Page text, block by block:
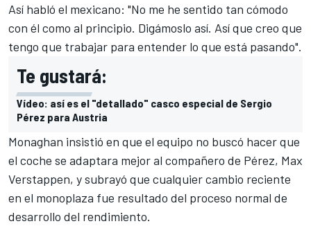
Así habló el mexicano: "No me he sentido tan cómodo
con él como al principio. Digámoslo así. Así que creo que
tengo que trabajar para entender lo que está pasando".
Te gustará:
Vídeo: así es el "detallado" casco especial de Sergio
Pérez para Austria
Monaghan insistió en que el equipo no buscó hacer que
el coche se adaptara mejor al compañero de Pérez, Max
Verstappen, y subrayó que cualquier cambio reciente
en el monoplaza fue resultado del proceso normal de
desarrollo del rendimiento.